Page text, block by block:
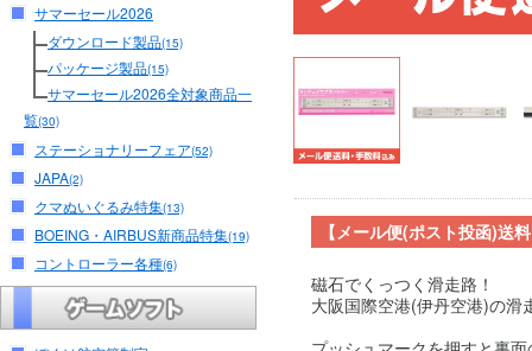
サマーセール2026
ダウンロード製品(15)
パッケージ製品(15)
サマーセール2026全対象商品一
覧(30)
ステーショナリーフェア(52)
JAPA(2)
クマぬいぐるみ特集(13)
BOEING・AIRBUS新商品特集(19)
コントローラー各種(6)
【メール便(ポスト投函)送
磁石でくっつく滑走路！
大阪国際空港(伊丹空港)の滑